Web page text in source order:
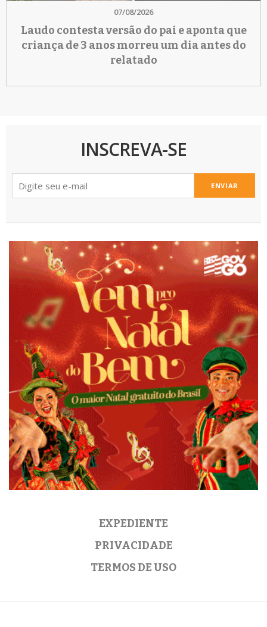
07/08/2026
Laudo contesta versão do pai e aponta que
criança de 3 anos morreu um dia antes do
relatado
INSCREVA-SE
ENVIAR
EXPEDIENTE
PRIVACIDADE
TERMOS DE USO